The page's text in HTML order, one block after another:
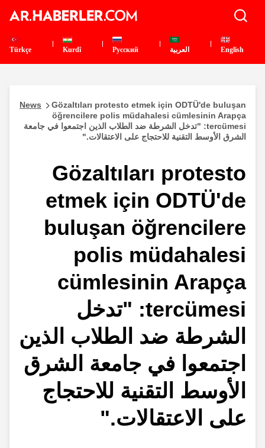
English العربية Pусский
Kurdî
Türkçe
News
Gözaltıları protesto etmek için ODTÜ'de buluşan
öğrencilere polis müdahalesi cümlesinin Arapça
tercümesi: "تدخل الشرطة ضد الطلاب الذين اجتمعوا في جامعة
الشرق الأوسط التقنية للاحتجاج على الاعتقالات."
Gözaltıları protesto
etmek için ODTÜ'de
buluşan öğrencilere
polis müdahalesi
cümlesinin Arapça
tercümesi: "تدخل
الشرطة ضد الطلاب الذين
اجتمعوا في جامعة الشرق
الأوسط التقنية للاحتجاج
على الاعتقالات."